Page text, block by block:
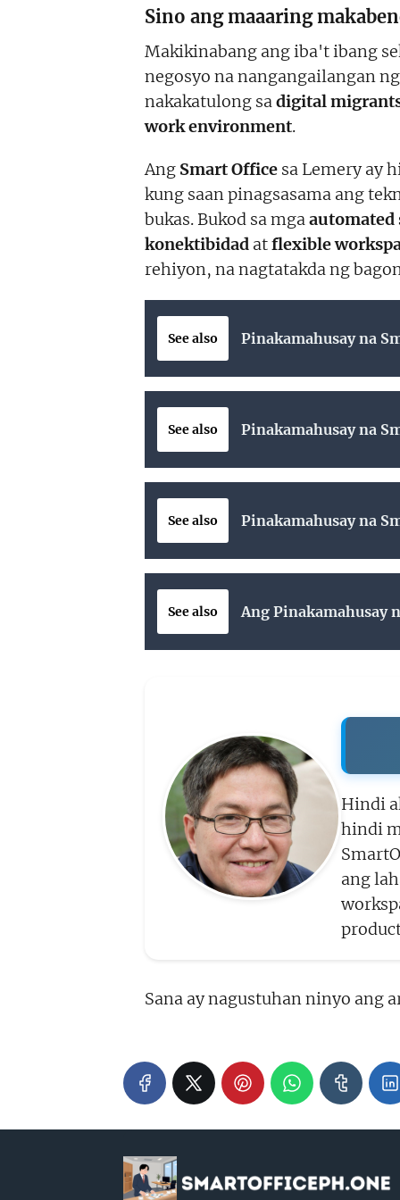
Sino ang maaaring
Makikinabang ang iba't ibang
negosyo na nangangailangan
nakakatulong sadigital
work environment.
Ang Smart Office sa Lemery ay
kung saan pinagsasama ang
bukas. Bukod sa mgaautomated
konektibidad atflexible
rehiyon, na nagtatakda ng
See also Pinakamahusay na
See also Pinakamahusay na
See also Pinakamahusay na
See also Ang Pinakamahusay
Hindi
hindi
ang
Sana ay nagustuhan ninyo ang